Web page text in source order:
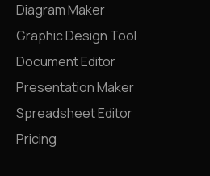
Diagram Maker
Graphic Design Tool
Document Editor
Presentation Maker
Spreadsheet Editor
Pricing